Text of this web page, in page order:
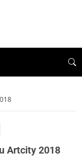
Artcity 2018